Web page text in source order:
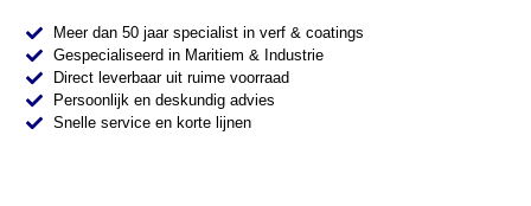
Meer dan 50 jaar specialist in verf & coatings
Gespecialiseerd in Maritiem & Industrie
Direct leverbaar uit ruime voorraad
Persoonlijk en deskundig advies
Snelle service en korte lijnen